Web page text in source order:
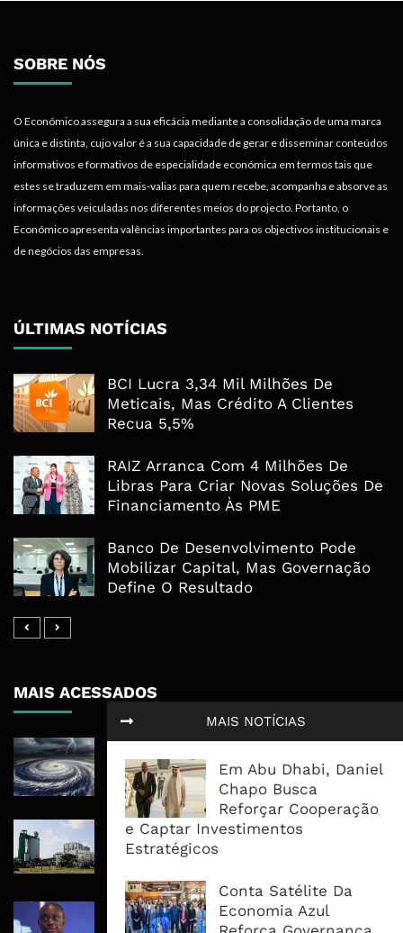
MAIS NOTÍCIAS
Em Abu Dhabi, Daniel
Chapo Busca
Reforçar Cooperação
e Captar Investimentos
Estratégicos
Conta Satélite Da
Economia Azul
SOBRE NÓS
O Económico assegura a sua eficácia mediante a consolidação de uma marca
única e distinta, cujo valor é a sua capacidade de gerar e disseminar conteúdos
informativos e formativos de especialidade económica em termos tais que
estes se traduzem em mais-valias para quem recebe, acompanha e absorve as
informações veiculadas nos diferentes meios do projecto. Portanto, o
Económico apresenta valências importantes para os objectivos institucionais e
de negócios das empresas.
ÚLTIMAS NOTÍCIAS
BCI Lucra 3,34 Mil Milhões De
Meticais, Mas Crédito A Clientes
Recua 5,5%
RAIZ Arranca Com 4 Milhões De
Libras Para Criar Novas Soluções De
Financiamento Às PME
Banco De Desenvolvimento Pode
Mobilizar Capital, Mas Governação
Define O Resultado
MAIS ACESSADOS
Afectar Mais De Um Milhão De
Pessoas No Centro E Sul ...
Governo admite nova operadora
para a Mozal após suspensão das
CEO do Standard Bank pede ao